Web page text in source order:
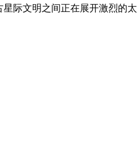
际文明之间正在展开激烈的